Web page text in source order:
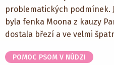
problematických podmínek.
byla fenka Moona z kauzy
dostala březí a ve velmi
POMOC PSOM V NÚDZI